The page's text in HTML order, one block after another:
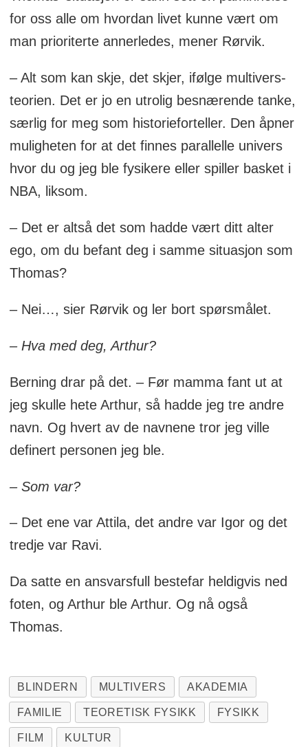
for oss alle om hvordan livet kunne vært om
man prioriterte annerledes, mener Rørvik.
– Alt som kan skje, det skjer, ifølge multivers-
teorien. Det er jo en utrolig besnærende tanke,
særlig for meg som historieforteller. Den åpner
muligheten for at det finnes parallelle univers
hvor du og jeg ble fysikere eller spiller basket i
NBA, liksom.
– Det er altså det som hadde vært ditt alter
ego, om du befant deg i samme situasjon som
Thomas?
– Nei…, sier Rørvik og ler bort spørsmålet.
– Hva med deg, Arthur?
Berning drar på det. – Før mamma fant ut at
jeg skulle hete Arthur, så hadde jeg tre andre
navn. Og hvert av de navnene tror jeg ville
definert personen jeg ble.
– Som var?
– Det ene var Attila, det andre var Igor og det
tredje var Ravi.
Da satte en ansvarsfull bestefar heldigvis ned
foten, og Arthur ble Arthur. Og nå også
Thomas.
BLINDERN MULTIVERS AKADEMIA
FAMILIE TEORETISK FYSIKK FYSIKK
FILM KULTUR